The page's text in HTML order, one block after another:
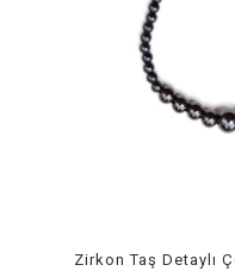
Zirkon Taş Detaylı